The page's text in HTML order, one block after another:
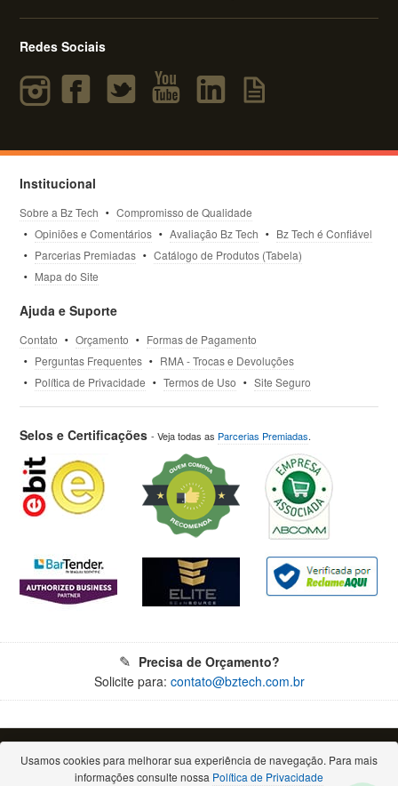
Redes Sociais
Institucional
Sobre a Bz Tech
Compromisso de Qualidade
Opiniões e Comentários
Avaliação Bz Tech
Bz Tech é Confiável
Parcerias Premiadas
Catálogo de Produtos (Tabela)
Mapa do Site
Ajuda e Suporte
Contato Orçamento
Formas de Pagamento
Perguntas Frequentes
RMA - Trocas e Devoluções
Política de Privacidade
Termos de Uso Site Seguro
Selos e Certificações- Veja todas as Parcerias Premiadas.
Precisa de Orçamento?
Solicite para: contato@bztech.com.br
© 2026 - Todos os direitos reservados. Proibida a reprodução total ou parcial.
Bz Tech Automação Comercial Ltda - CNPJ: 11.460.004/0001-79
Rua Padre Anchieta, 2050 - Bigorrilho - 80730-000 - Curitiba/PR
Usamos cookies para melhorar sua experiência de navegação. Para mais
informações consulte nossa Política de Privacidade